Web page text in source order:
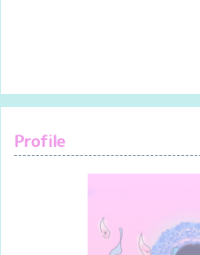
Profile